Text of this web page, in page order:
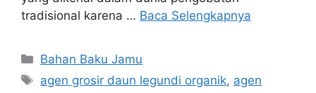
tradisional karena … Baca Selengkapnya
Kategori
Bahan Baku Jamu
Tag
agen grosir daun legundi organik, agen